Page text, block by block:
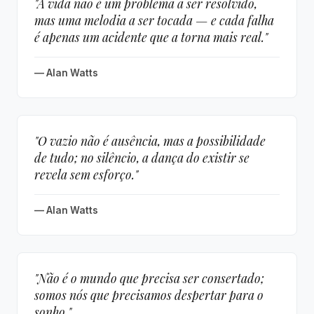
mas uma melodia a ser tocada — e cada falha
é apenas um acidente que a torna mais real."
— Alan Watts
"O vazio não é ausência, mas a possibilidade
de tudo; no silêncio, a dança do existir se
revela sem esforço."
— Alan Watts
"Não é o mundo que precisa ser consertado;
somos nós que precisamos despertar para o